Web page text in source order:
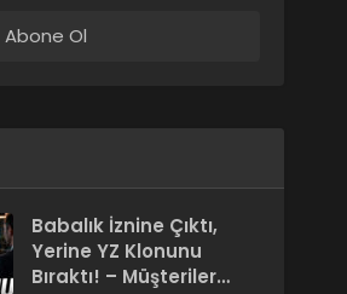
Babalık İznine Çıktı,
Yerine YZ Klonunu
Bıraktı! – Müşteriler